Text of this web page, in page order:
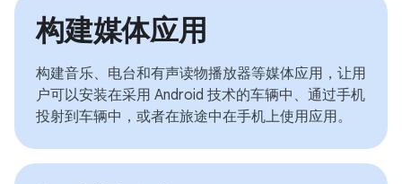
构建媒体应用
构建音乐、电台和有声读物播放器等媒体应用，让用
户可以安装在采用 Android 技术的车辆中、通过手机
投射到车辆中，或者在旅途中在手机上使用应用。